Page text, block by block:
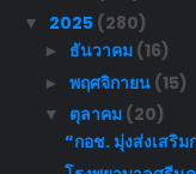
▼ 2025 (280)
► ธันวาคม (16)
► พฤศจิกายน (15)
▼ ตุลาคม (20)
“กอช. มุ่งส่งเสริ